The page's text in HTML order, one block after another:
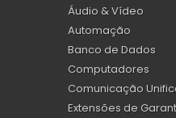
Áudio & Vídeo
Automação
Banco de Dados
Computadores
Comunicação
Extensões de